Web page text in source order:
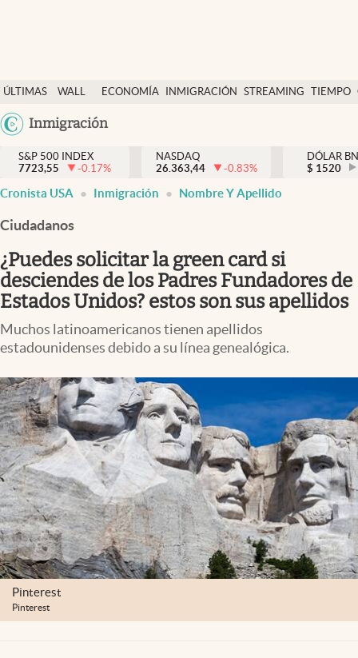
ÚLTIMAS
NOTICIAS
WALL
Y
DÓLAR
ECONOMÍA INMIGRACIÓN STREAMING TIEMPO
México
Inmigración
Finanzas y economía
Wall Street y dólar
Inmigración
Espiritual
Streaming
PC y mobile
USA
S&P 500 INDEX
7723,55
-0.17%
NASDAQ
26.363,44
-0.83%
DÓLAR
$ 1520
Cronista USA Inmigración Nombre Y Apellido
Ciudadanos
¿Puedes solicitar la green card si
desciendes de los Padres Fundadores de
Estados Unidos? estos son sus apellidos
Muchos latinoamericanos tienen apellidos
estadounidenses debido a su línea genealógica.
Pinterest
Pinterest